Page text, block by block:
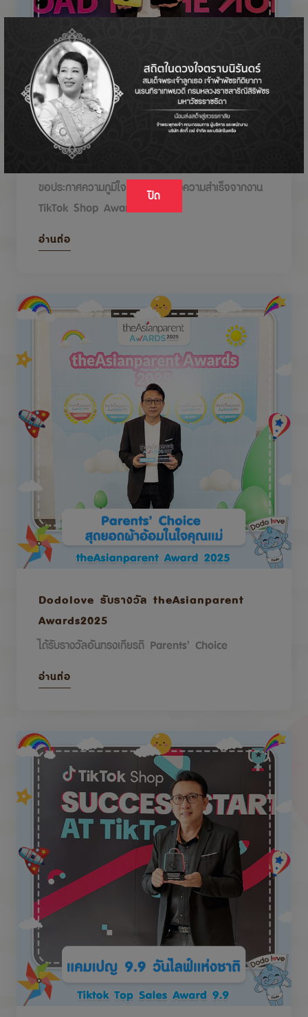
ปิด
DODOLOVE รับรางวัลในงาน TikTok Shop
Awards 2026
ขอประกาศความภูมิใจกับรางวัลแห่งความสำเร็จจากงาน
TikTok Shop Awards 2026
อ่านต่อ
Dodolove รับรางวัล theAsianparent
Awards2025
ได้รับรางวัลอันทรงเกียรติ Parents’ Choice
อ่านต่อ